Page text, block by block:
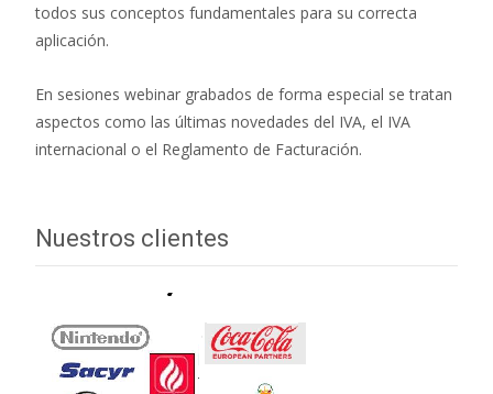
todos sus conceptos fundamentales para su correcta
aplicación.
En sesiones webinar grabados de forma especial se tratan
aspectos como las últimas novedades del IVA, el IVA
internacional o el Reglamento de Facturación.
Nuestros clientes